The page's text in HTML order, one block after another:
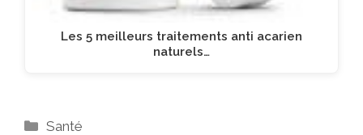
Les 5 meilleurs traitements anti acarien
naturels…
Catégories
Santé